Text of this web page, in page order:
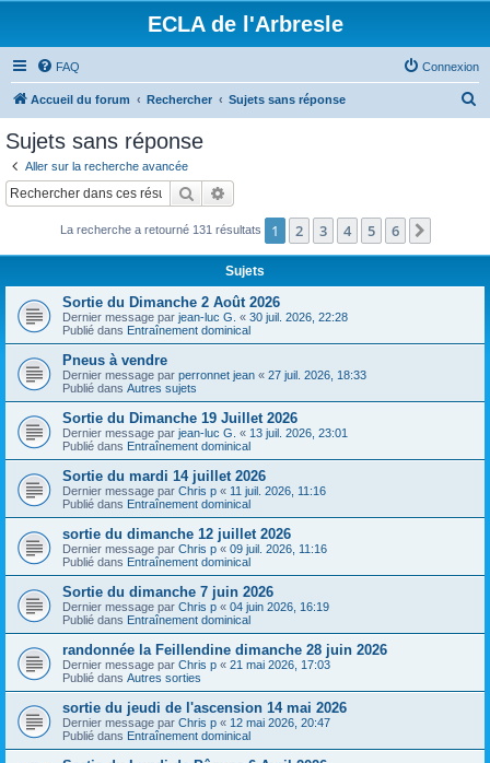
ECLA de l'Arbresle
FAQ Connexion
Accueil du forum Rechercher Sujets sans réponse
c
Sujets sans réponse
Aller sur la recherche avancée
Rechercher
La recherche a retourné 131 résultats 1 2 3 4 5 6
Sujets
Sortie du Dimanche 2 Août 2026
Dernier message par jean-luc G. « 30 juil. 2026, 22:28
Publié dans Entraînement dominical
Pneus à vendre
Dernier message par perronnet jean « 27 juil. 2026, 18:33
Publié dans Autres sujets
Sortie du Dimanche 19 Juillet 2026
Dernier message par jean-luc G. « 13 juil. 2026, 23:01
Publié dans Entraînement dominical
Sortie du mardi 14 juillet 2026
Dernier message par Chris p « 11 juil. 2026, 11:16
Publié dans Entraînement dominical
sortie du dimanche 12 juillet 2026
Dernier message par Chris p « 09 juil. 2026, 11:16
Publié dans Entraînement dominical
Sortie du dimanche 7 juin 2026
Dernier message par Chris p « 04 juin 2026, 16:19
Publié dans Entraînement dominical
randonnée la Feillendine dimanche 28 juin 2026
Dernier message par Chris p « 21 mai 2026, 17:03
Publié dans Autres sorties
sortie du jeudi de l'ascension 14 mai 2026
Dernier message par Chris p « 12 mai 2026, 20:47
Publié dans Entraînement dominical